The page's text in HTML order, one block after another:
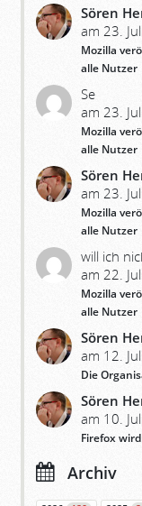
Sören
am 23.
Mozilla
alle Nutzer
Se
am 23.
Mozilla
alle Nutzer
Sören
am 23.
Mozilla
alle Nutzer
will ich
am 22.
Mozilla
alle Nutzer
Sören
am 12.
Die
Sören
am 10.
Firefox
Archiv